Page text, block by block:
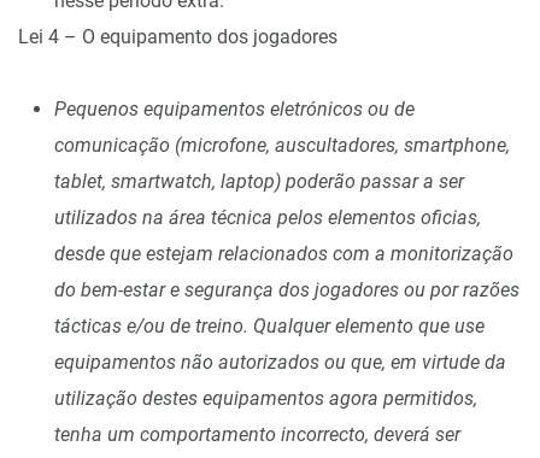
Lei 4 – O equipamento dos jogadores
Pequenos equipamentos eletrónicos ou de
comunicação (microfone, auscultadores, smartphone,
tablet, smartwatch, laptop) poderão passar a ser
utilizados na área técnica pelos elementos oficias,
desde que estejam relacionados com a monitorização
do bem-estar e segurança dos jogadores ou por razões
tácticas e/ou de treino. Qualquer elemento que use
equipamentos não autorizados ou que, em virtude da
utilização destes equipamentos agora permitidos,
tenha um comportamento incorrecto, deverá ser